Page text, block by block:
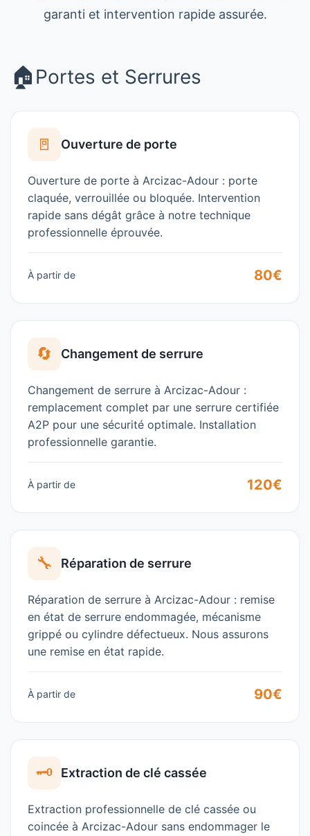
garanti et intervention rapide assurée.
🏠 Portes et Serrures
🚪 Ouverture de porte
Ouverture de porte à Arcizac-Adour : porte
claquée, verrouillée ou bloquée. Intervention
rapide sans dégât grâce à notre technique
professionnelle éprouvée.
À partir de 80€
🔄 Changement de serrure
Changement de serrure à Arcizac-Adour :
remplacement complet par une serrure certifiée
A2P pour une sécurité optimale. Installation
professionnelle garantie.
À partir de 120€
🔧 Réparation de serrure
Réparation de serrure à Arcizac-Adour : remise
en état de serrure endommagée, mécanisme
grippé ou cylindre défectueux. Nous assurons
une remise en état rapide.
À partir de 90€
🗝️ Extraction de clé cassée
Extraction professionnelle de clé cassée ou
coincée à Arcizac-Adour sans endommager le